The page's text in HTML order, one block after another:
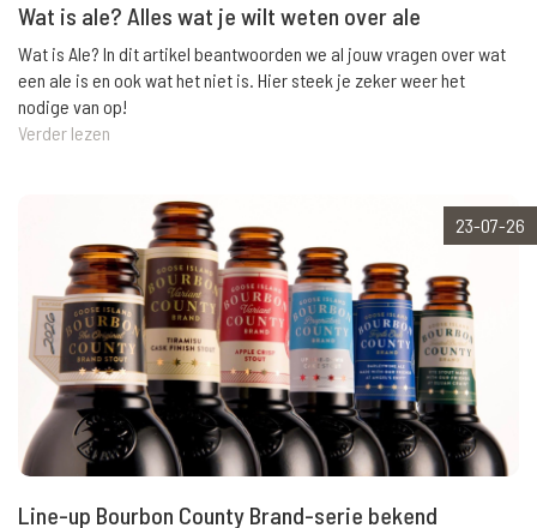
Wat is ale? Alles wat je wilt weten over ale
Wat is Ale? In dit artikel beantwoorden we al jouw vragen over wat
een ale is en ook wat het niet is. Hier steek je zeker weer het
nodige van op!
Verder lezen
23-07-26
Line-up Bourbon County Brand-serie bekend